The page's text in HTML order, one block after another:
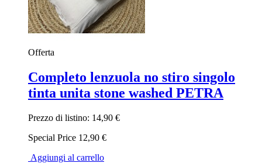
Offerta
Completo lenzuola no stiro singolo
tinta unita stone washed PETRA
Prezzo di listino: 14,90 €
Special Price 12,90 €
Aggiungi al carrello